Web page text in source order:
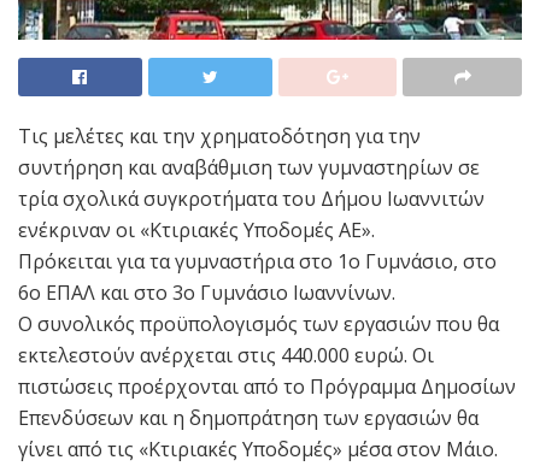
Τις μελέτες και την χρηματοδότηση για την
συντήρηση και αναβάθμιση των γυμναστηρίων σε
τρία σχολικά συγκροτήματα του Δήμου Ιωαννιτών
ενέκριναν οι «Κτιριακές Υποδομές ΑΕ».
Πρόκειται για τα γυμναστήρια στο 1ο Γυμνάσιο, στο
6ο ΕΠΑΛ και στο 3ο Γυμνάσιο Ιωαννίνων.
Ο συνολικός προϋπολογισμός των εργασιών που θα
εκτελεστούν ανέρχεται στις 440.000 ευρώ. Οι
πιστώσεις προέρχονται από το Πρόγραμμα Δημοσίων
Επενδύσεων και η δημοπράτηση των εργασιών θα
γίνει από τις «Κτιριακές Υποδομές» μέσα στον Μάιο.